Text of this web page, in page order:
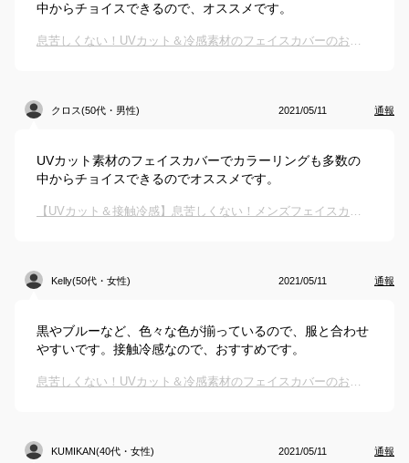
中からチョイスできるので、オススメです。
息苦しくない！UVカット＆冷感素材のフェイスカバーのおすすめは？
クロス(50代・男性) 2021/05/11 通報
UVカット素材のフェイスカバーでカラーリングも多数の
中からチョイスできるのでオススメです。
【UVカット＆接触冷感】息苦しくない！メンズフェイスカバー・マスク・ガードのおすすめは？
Kelly(50代・女性) 2021/05/11 通報
黒やブルーなど、色々な色が揃っているので、服と合わせ
やすいです。接触冷感なので、おすすめです。
息苦しくない！UVカット＆冷感素材のフェイスカバーのおすすめは？
KUMIKAN(40代・女性) 2021/05/11 通報